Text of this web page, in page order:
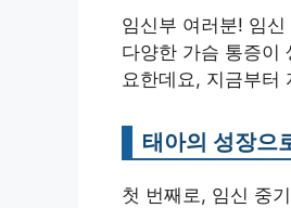
임신부 여러분! 임
다양한 가슴 통증이
요한데요, 지금부터
태아의 성장으
첫 번째로, 임신 중